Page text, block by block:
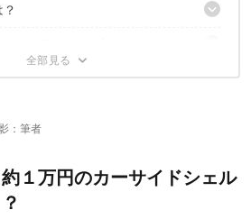
の空間が広い！
、他社製品と比較するとどうなの？
ルドアを総合的に評価すると……？
ーは、3シーズン用なら「買い」で
：筆者
１万円のカーサイドシェル